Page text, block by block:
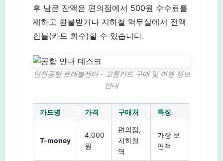
후 남은 잔액은 편의점에서 500원 수수료를
제하고 환불받거나 지하철 역무실에서 전액
환불(카드 회수)할 수 있습니다.
인천공항 트래블센터 - 교통카드 구매 및 여행 정보
안내
카드명 가격 구매처 특징
T-money
4,000
원
편의점,
지하철
역
가장 보
편적